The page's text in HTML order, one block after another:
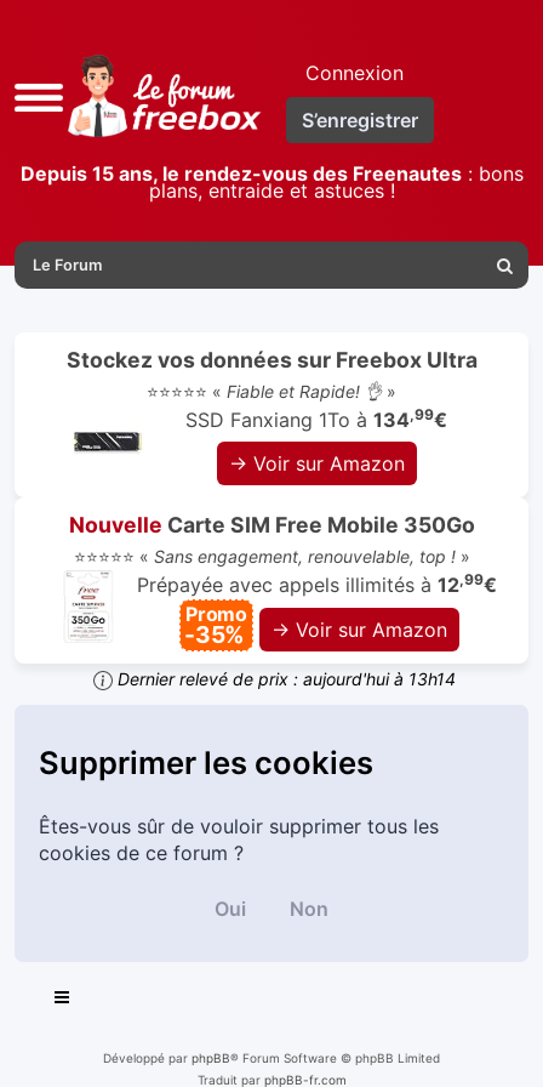
Accès
rapide
Connexion
S’enregistrer
Depuis 15 ans, le rendez-vous des Freenautes: bons
plans, entraide et astuces !
Le Forum
Stockez vos données sur Freebox Ultra
⭐⭐⭐⭐⭐ « Fiable et Rapide! 👌»
SSD Fanxiang 1To à 134,99€
→ Voir sur Amazon
Nouvelle Carte SIM Free Mobile 350Go
⭐⭐⭐⭐⭐ « Sans engagement, renouvelable, top !»
Prépayée avec appels illimités à 12,99€
Promo
-35% → Voir sur Amazon
Dernier relevé de prix : aujourd'hui à 13h14
Supprimer les cookies
Êtes-vous sûr de vouloir supprimer tous les
cookies de ce forum ?
Développé par phpBB® Forum Software © phpBB Limited
Traduit par phpBB-fr.com